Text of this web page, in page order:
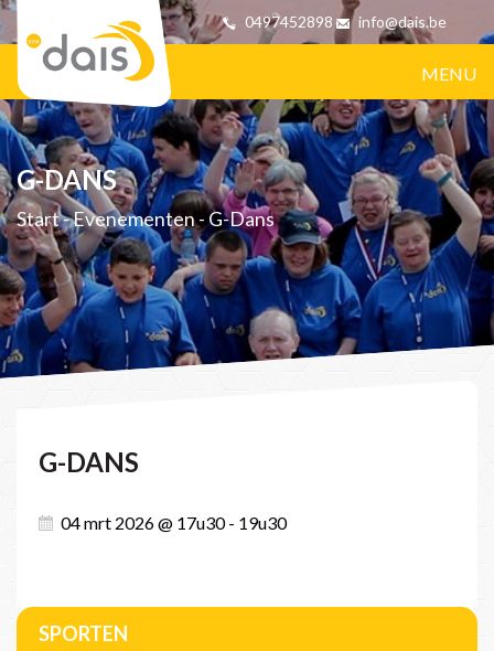
0497452898 info@dais.be
MENU
G-DANS
Start-Evenementen-G-Dans
G-DANS
04 mrt 2026 @ 17u30 - 19u30
SPORTEN